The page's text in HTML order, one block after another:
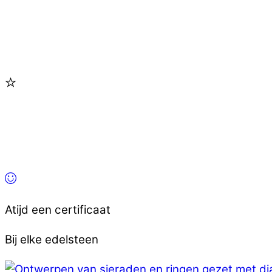
Atijd een certificaat
Bij elke edelsteen